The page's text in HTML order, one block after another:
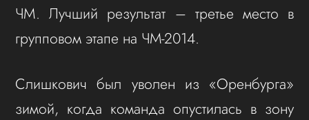
ЧМ. Лучший результат – третье место в
групповом этапе на ЧМ-2014.
Слишкович был уволен из «Оренбурга»
зимой, когда команда опустилась в зону